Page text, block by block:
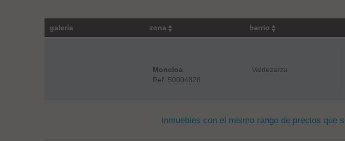
galería zona barrio
Moncloa
Ref: 50004828
Valdezarza
inmuebles con el mismo rango de precios que